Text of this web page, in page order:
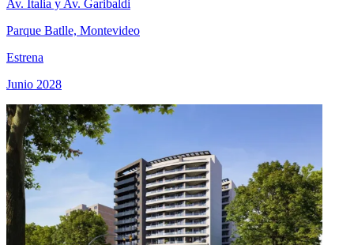
Av. Italia y Av. Garibaldi
Parque Batlle, Montevideo
Estrena
Junio 2028